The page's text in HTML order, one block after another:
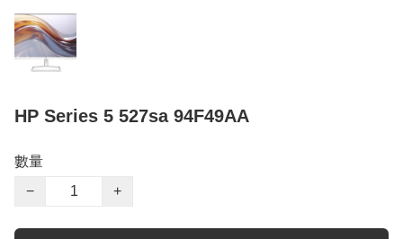
HP Series 5 527sa 94F49AA
數量
−
+